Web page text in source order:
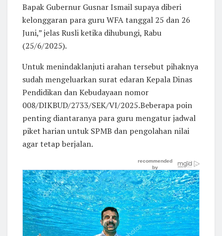
Bapak Gubernur Gusnar Ismail supaya diberi
kelonggaran para guru WFA tanggal 25 dan 26
Juni,” jelas Rusli ketika dihubungi, Rabu
(25/6/2025).
Untuk menindaklanjuti arahan tersebut pihaknya
sudah mengeluarkan surat edaran Kepala Dinas
Pendidikan dan Kebudayaan nomor
008/DIKBUD/2733/SEK/VI/2025.Beberapa poin
penting diantaranya para guru mengatur jadwal
piket harian untuk SPMB dan pengolahan nilai
agar tetap berjalan.